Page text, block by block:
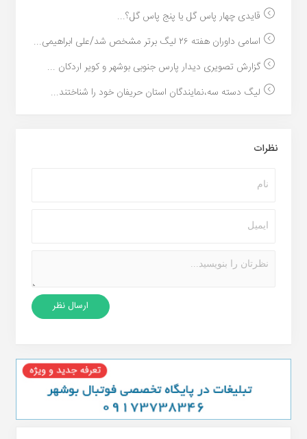
قایدی چهار پاس گل یا پنج پاس گل؟...
اسامی داوران هفته ۲۶ لیگ برتر مشخص شد/علی ابراهیمی...
گزارش تصویری دیدار پارس جنوبی بوشهر و کویر اردکان ...
لیگ دسته سه،نمایندگان استان حریفان خود را شناختند...
نظرات